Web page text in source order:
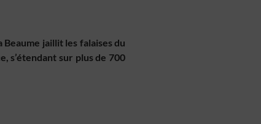
jaillit les falaises du
s’étendant sur plus de 700